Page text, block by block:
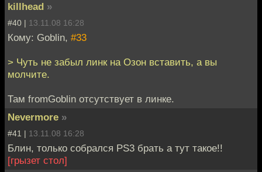
killhead »
#40 | 13.11.08 16:28
Кому: Goblin, #33
> Чуть не забыл линк на Озон вставить, а вы
молчите.
Там fromGoblin отсутствует в линке.
Nevermore »
#41 | 13.11.08 16:28
Блин, только собрался PS3 брать а тут такое!!
[грызет стол]